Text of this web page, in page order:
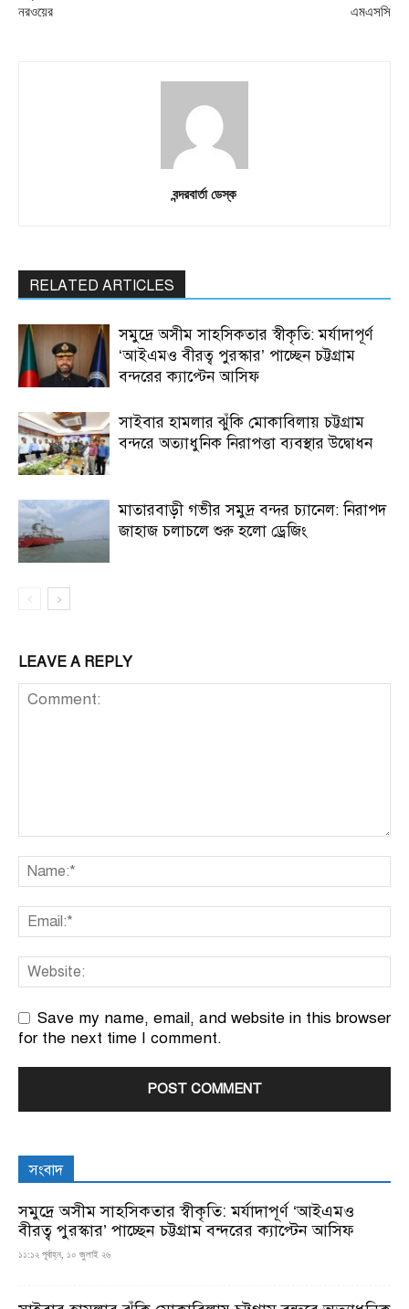
নরওয়ের
এমএসসি
বন্দরবার্তা ডেস্ক
RELATED ARTICLES
সমুদ্রে অসীম সাহসিকতার স্বীকৃতি: মর্যাদাপূর্ণ
‘আইএমও বীরত্ব পুরস্কার’ পাচ্ছেন চট্টগ্রাম
বন্দরের ক্যাপ্টেন আসিফ
সাইবার হামলার ঝুঁকি মোকাবিলায় চট্টগ্রাম
বন্দরে অত্যাধুনিক নিরাপত্তা ব্যবস্থার উদ্বোধন
মাতারবাড়ী গভীর সমুদ্র বন্দর চ্যানেল: নিরাপদ
জাহাজ চলাচলে শুরু হলো ড্রেজিং
LEAVE A REPLY
Save my name, email, and website in this browser
for the next time I comment.
সংবাদ
সমুদ্রে অসীম সাহসিকতার স্বীকৃতি: মর্যাদাপূর্ণ ‘আইএমও
বীরত্ব পুরস্কার’ পাচ্ছেন চট্টগ্রাম বন্দরের ক্যাপ্টেন আসিফ
১১:১২ পূর্বাহ্ন, ১০ জুলাই ২৬